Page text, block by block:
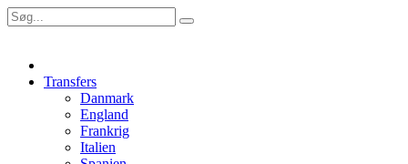
Transfers
Danmark
England
Frankrig
Italien